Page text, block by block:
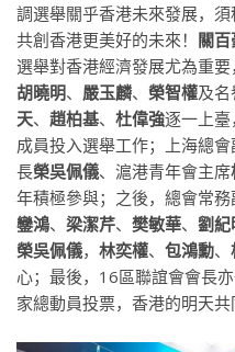
調選舉關乎香港未來發展，須
共創香港更美好的未來！ 關百
選舉對香港經濟發展尤為重
胡曉明、 嚴玉麟、 榮智權及名
天、 趙柏基、 杜偉強逐一上
成員投入選舉工作；上海總
長榮吳佩儀、滬港青年會主席
年積極參與；之後，總會常務
鑾鴻、 梁潔芹、 樊敏華、 劉紀
榮吳佩儀， 林奕權、 包鴻勳、
心；最後，16區聯誼會會長
家總動員投票，香港的明天共